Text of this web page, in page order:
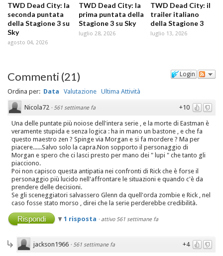
TWD Dead City: la
seconda puntata
della Stagione 3 su
Sky
agosto 04, 2026
TWD Dead City: la
prima puntata della
Stagione 3 su Sky
luglio 28, 2026
TWD Dead City: il
trailer italiano
della Stagione 3
luglio 13, 2026
Login
Commenti (21)
Ordina per: Data Valutazione Ultima Attività
+10
Nicola72 · 561 settimane fa
Una delle puntate più noiose dell'intera serie , e la morte di Eastman è
veramente stupida e senza logica : ha in mano un bastone , e che fa
questo maestro zen ? Spinge via Morgan e si fa mordere ? Ma per
piacere......Salvo solo la capra.Non sopporto il personaggio di
Morgan e spero che ci lasci presto per mano dei " lupi " che tanto gli
piacciono.
Poi non capisco questa antipatia nei confronti di Rick che è forse il
personaggio più lucido nell'affrontare le situazioni e quando c'è da
prendere delle decisioni.
Se gli sceneggiatori salvassero Glenn da quell'orda zombie e Rick , nel
caso fosse stato morso , direi che la serie perderebbe credibilità.
Rispondi 1 risposta · attivo 561 settimane fa
+4
jackson1966 · 561 settimane fa